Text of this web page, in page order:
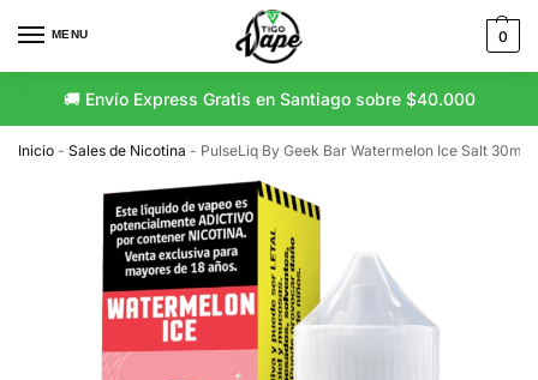
MENU 0
🚚 Envío Express Gratis en Santiago sobre $40.000
🚛 Envío Gratis a Regiones sobre $80.000
Inicio - Sales de Nicotina - PulseLiq By Geek Bar Watermelon Ice Salt 30ml